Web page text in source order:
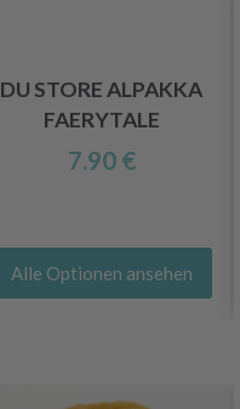
DU STORE ALPAKKA
FAERYTALE
7.90 €
Alle Optionen ansehen